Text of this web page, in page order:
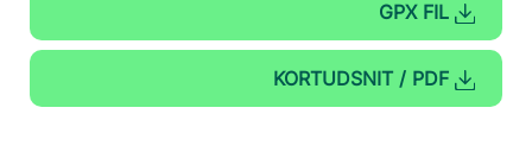
GPX FIL
KORTUDSNIT / PDF